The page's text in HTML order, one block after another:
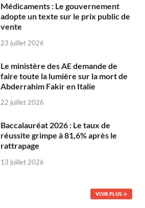
Médicaments : Le gouvernement
adopte un texte sur le prix public de
vente
23 juillet 2026
Le ministère des AE demande de
faire toute la lumière sur la mort de
Abderrahim Fakir en Italie
22 juillet 2026
Baccalauréat 2026 : Le taux de
réussite grimpe à 81,6% après le
rattrapage
13 juillet 2026
VOIR PLUS